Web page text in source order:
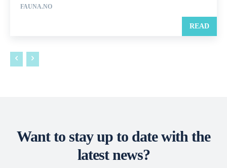
FAUNA.NO
READ
Want to stay up to date with the
latest news?